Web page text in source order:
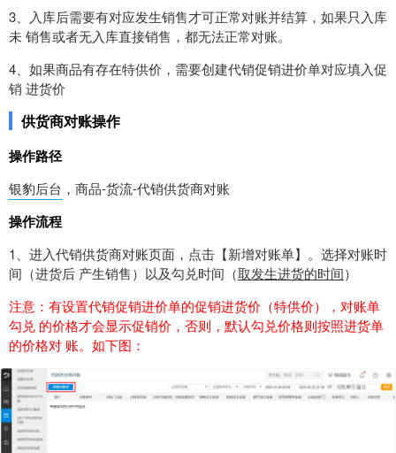
3、入库后需要有对应发生销售才可正常对账并结算，如果只入库
未 销售或者无入库直接销售，都无法正常对账。
4、如果商品有存在特供价，需要创建代销促销进价单对应填入促
销 进货价
供货商对账操作
操作路径
银豹后台 ，商品-货流-代销供货商对账
操作流程
1、进入代销供货商对账页面，点击【新增对账单】。选择对账时
间（进货后 产生销售）以及勾兑时间（取发生进货的时间）
注意：有设置代销促销进价单的促销进货价（特供价），对账单
勾兑 的价格才会显示促销价，否则，默认勾兑价格则按照进货单
的价格对 账。如下图：